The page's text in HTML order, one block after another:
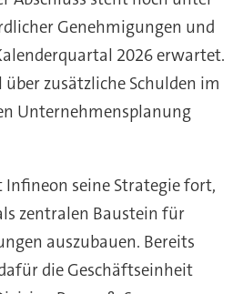
Genehmigungen und
2026 erwartet.
zusätzliche Schulden im
Unternehmensplanung
seine Strategie fort,
zentralen Baustein für
auszubauen. Bereits
die Geschäftseinheit